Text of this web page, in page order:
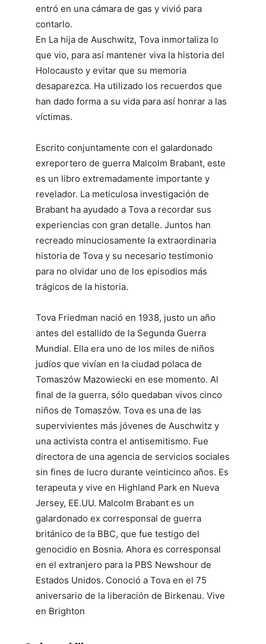
entró en una cámara de gas y vivió para
contarlo.
En La hija de Auschwitz, Tova inmortaliza lo
que vio, para así mantener viva la historia del
Holocausto y evitar que su memoria
desaparezca. Ha utilizado los recuerdos que
han dado forma a su vida para así honrar a las
víctimas.
Escrito conjuntamente con el galardonado
exreportero de guerra Malcolm Brabant, este
es un libro extremadamente importante y
revelador. La meticulosa investigación de
Brabant ha ayudado a Tova a recordar sus
experiencias con gran detalle. Juntos han
recreado minuciosamente la extraordinaria
historia de Tova y su necesario testimonio
para no olvidar uno de los episodios más
trágicos de la historia.
Tova Friedman nació en 1938, justo un año
antes del estallido de la Segunda Guerra
Mundial. Ella era uno de los miles de niños
judíos que vivían en la ciudad polaca de
Tomaszów Mazowiecki en ese momento. Al
final de la guerra, sólo quedaban vivos cinco
niños de Tomaszów. Tova es una de las
supervivientes más jóvenes de Auschwitz y
una activista contra el antisemitismo. Fue
directora de una agencia de servicios sociales
sin fines de lucro durante veinticinco años. Es
terapeuta y vive en Highland Park en Nueva
Jersey, EE.UU. Malcolm Brabant es un
galardonado ex corresponsal de guerra
británico de la BBC, que fue testigo del
genocidio en Bosnia. Ahora es corresponsal
en el extranjero para la PBS Newshour de
Estados Unidos. Conoció a Tova en el 75
aniversario de la liberación de Birkenau. Vive
en Brighton